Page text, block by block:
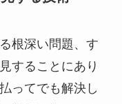
根深い問題、す
することにあり
ってでも解決し